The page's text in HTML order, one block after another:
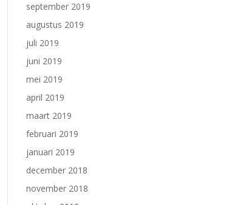
september 2019
augustus 2019
juli 2019
juni 2019
mei 2019
april 2019
maart 2019
februari 2019
januari 2019
december 2018
november 2018